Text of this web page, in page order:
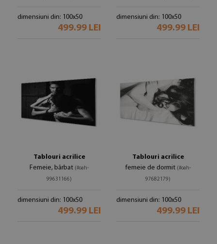
dimensiuni din: 100x50
499.99 LEI
dimensiuni din: 100x50
499.99 LEI
Tablouri acrilice
Femeie, bărbat (#oah-
99631166)
dimensiuni din: 100x50
499.99 LEI
Tablouri acrilice
femeie de dormit (#oah-
97682179)
dimensiuni din: 100x50
499.99 LEI